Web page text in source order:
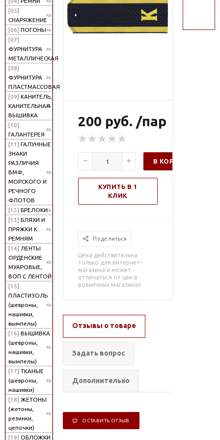
[05]
СНАРЯЖЕНИЕ
[06] ПОГОНЫ
[07]
ФУРНИТУРА
МЕТАЛЛИЧЕСКАЯ
[08]
ФУРНИТУРА
ПЛАСТМАССОВАЯ
[09] КАНИТЕЛЬ,
КАНИТЕЛЬНАЯ
ВЫШИВКА
[10]
ГАЛАНТЕРЕЯ
[11] ГАЛУННЫЕ
ЗНАКИ
РАЗЛИЧИЯ
ВМФ,
МОРСКОГО И
РЕЧНОГО
ФЛОТОВ
[12] БРЕЛОКИ
[13] БЛЯХИ И
ПРЯЖКИ К
РЕМНЯМ
[14] ЛЕНТЫ
ОРДЕНСКИЕ
МУАРОВЫЕ,
ВОП С ЛЕНТОЙ
[15]
ПЛАСТИЗОЛЬ
(шевроны,
нашивки,
вымпелы)
[16] ВЫШИВКА
(шевроны,
нашивки,
вымпелы)
[17] ТКАНЫЕ
(шевроны,
нашивки)
[18] ЖЕТОНЫ
(жетоны,
резинки,
цепочки)
[19] ОБЛОЖКИ
200 руб. /пар
В КОРЗИНУ
КУПИТЬ В 1
КЛИК
Поделиться
Цена действительна
только для интернет-
магазина и может
отличаться от цен в
розничных магазинах
Отзывы о товаре
Задать вопрос
Дополнительно
ОСТАВИТЬ ОТЗЫВ